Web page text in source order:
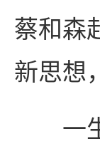
蔡和森
新思想
一生